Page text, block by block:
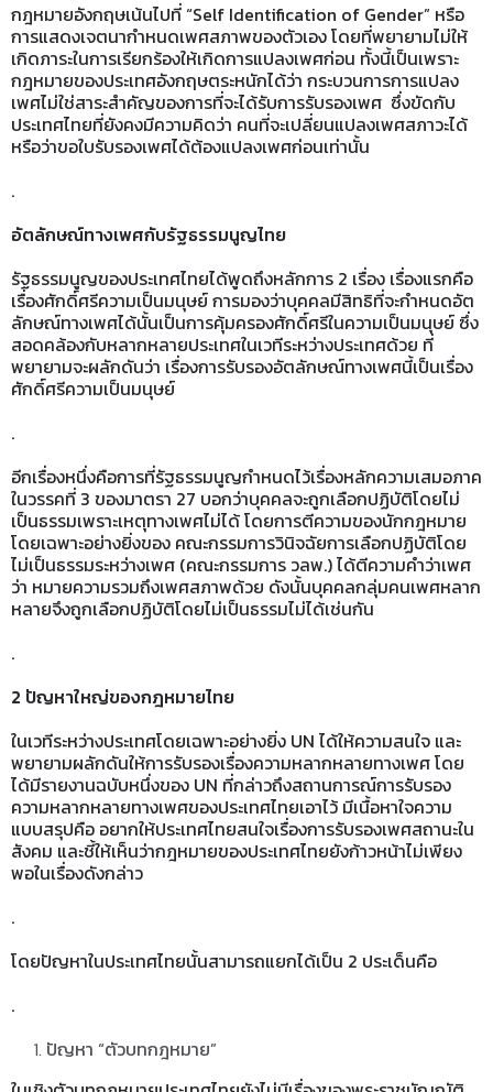
กฎหมายอังกฤษเน้นไปที่ “Self Identification of Gender” หรือ
การแสดงเจตนากำหนดเพศสภาพของตัวเอง โดยที่พยายามไม่ให้
เกิดภาระในการเรียกร้องให้เกิดการแปลงเพศก่อน ทั้งนี้เป็นเพราะ
กฎหมายของประเทศอังกฤษตระหนักได้ว่า กระบวนการการแปลง
เพศไม่ใช่สาระสำคัญของการที่จะได้รับการรับรองเพศ ซึ่งขัดกับ
ประเทศไทยที่ยังคงมีความคิดว่า คนที่จะเปลี่ยนแปลงเพศสภาวะได้
หรือว่าขอใบรับรองเพศได้ต้องแปลงเพศก่อนเท่านั้น
.
อัตลักษณ์ทางเพศกับรัฐธรรมนูญไทย
รัฐธรรมนูญของประเทศไทยได้พูดถึงหลักการ 2 เรื่อง เรื่องแรกคือ
เรื่องศักดิ์ศรีความเป็นมนุษย์ การมองว่าบุคคลมีสิทธิที่จะกำหนดอัต
ลักษณ์ทางเพศได้นั้นเป็นการคุ้มครองศักดิ์ศรีในความเป็นมนุษย์ ซึ่ง
สอดคล้องกับหลากหลายประเทศในเวทีระหว่างประเทศด้วย ที่
พยายามจะผลักดันว่า เรื่องการรับรองอัตลักษณ์ทางเพศนี้เป็นเรื่อง
ศักดิ์ศรีความเป็นมนุษย์
.
อีกเรื่องหนึ่งคือการที่รัฐธรรมนูญกำหนดไว้เรื่องหลักความเสมอภาค
ในวรรคที่ 3 ของมาตรา 27 บอกว่าบุคคลจะถูกเลือกปฏิบัติโดยไม่
เป็นธรรมเพราะเหตุทางเพศไม่ได้ โดยการตีความของนักกฎหมาย
โดยเฉพาะอย่างยิ่งของ คณะกรรมการวินิจฉัยการเลือกปฏิบัติโดย
ไม่เป็นธรรมระหว่างเพศ (คณะกรรมการ วลพ.) ได้ตีความคำว่าเพศ
ว่า หมายความรวมถึงเพศสภาพด้วย ดังนั้นบุคคลกลุ่มคนเพศหลาก
หลายจึงถูกเลือกปฏิบัติโดยไม่เป็นธรรมไม่ได้เช่นกัน
.
2 ปัญหาใหญ่ของกฎหมายไทย
ในเวทีระหว่างประเทศโดยเฉพาะอย่างยิ่ง UN ได้ให้ความสนใจ และ
พยายามผลักดันให้การรับรองเรื่องความหลากหลายทางเพศ โดย
ได้มีรายงานฉบับหนึ่งของ UN ที่กล่าวถึงสถานการณ์การรับรอง
ความหลากหลายทางเพศของประเทศไทยเอาไว้ มีเนื้อหาใจความ
แบบสรุปคือ อยากให้ประเทศไทยสนใจเรื่องการรับรองเพศสถานะใน
สังคม และชี้ให้เห็นว่ากฎหมายของประเทศไทยยังก้าวหน้าไม่เพียง
พอในเรื่องดังกล่าว
.
โดยปัญหาในประเทศไทยนั้นสามารถแยกได้เป็น 2 ประเด็นคือ
.
ปัญหา “ตัวบทกฎหมาย”